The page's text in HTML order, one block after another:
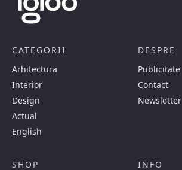
CATEGORII
Arhitectura
Interior
Design
Actual
English
DESPRE
Publicitate
Contact
Newsletter
SHOP
INFO